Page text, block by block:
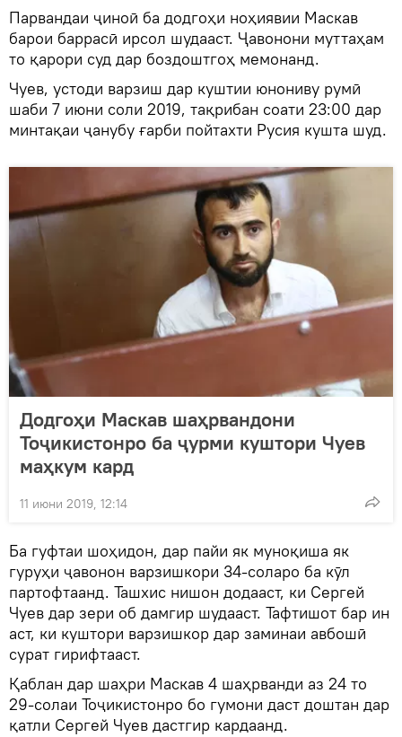
Парвандаи ҷиноӣ ба додгоҳи ноҳиявии Маскав
барои баррасӣ ирсол шудааст. Ҷавонони муттаҳам
то қарори суд дар боздоштгоҳ мемонанд.
Чуев, устоди варзиш дар куштии юнониву румӣ
шаби 7 июни соли 2019, тақрибан соати 23:00 дар
минтақаи ҷанубу ғарби пойтахти Русия кушта шуд.
Додгоҳи Маскав шаҳрвандони
Тоҷикистонро ба ҷурми куштори Чуев
маҳкум кард
11 июни 2019, 12:14
Ба гуфтаи шоҳидон, дар пайи як муноқиша як
гуруҳи ҷавонон варзишкори 34-соларо ба кӯл
партофтаанд. Ташхис нишон додааст, ки Сергей
Чуев дар зери об дамгир шудааст. Тафтишот бар ин
аст, ки куштори варзишкор дар заминаи авбошӣ
сурат гирифтааст.
Қаблан дар шаҳри Маскав 4 шаҳрванди аз 24 то
29-солаи Тоҷикистонро бо гумони даст доштан дар
қатли Сергей Чуев дастгир кардаанд.